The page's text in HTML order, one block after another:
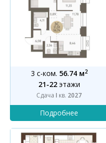
3 с-ком. 56.74 м2
21-22этажи
Сдача I кв. 2027